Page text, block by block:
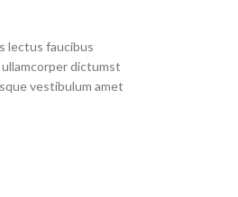
lectus faucibus
dictumst
vestibulum amet